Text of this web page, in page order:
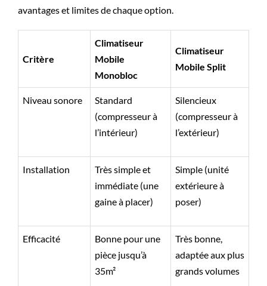
avantages et limites de chaque option.
Critère
Climatiseur
Mobile
Monobloc
Climatiseur
Mobile Split
Niveau sonore
Standard
(compresseur à
l’intérieur)
Silencieux
(compresseur à
l’extérieur)
Installation
Très simple et
immédiate (une
gaine à placer)
Simple (unité
extérieure à
poser)
Efficacité
Bonne pour une
pièce jusqu’à
35m²
Très bonne,
adaptée aux plus
grands volumes